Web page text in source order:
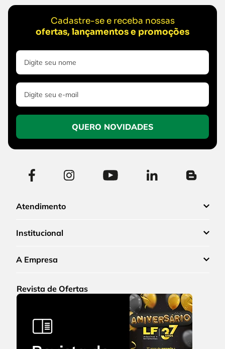
Cadastre-se e receba nossas
ofertas, lançamentos e promoções
QUERO NOVIDADES
Atendimento
Institucional
A Empresa
Revista de Ofertas